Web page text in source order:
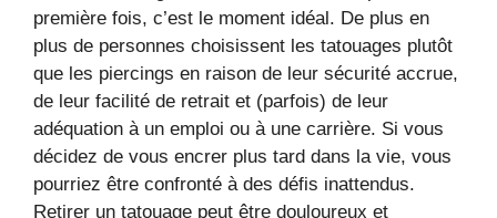
première fois, c’est le moment idéal. De plus en
plus de personnes choisissent les tatouages ​​plutôt
que les piercings en raison de leur sécurité accrue,
de leur facilité de retrait et (parfois) de leur
adéquation à un emploi ou à une carrière. Si vous
décidez de vous encrer plus tard dans la vie, vous
pourriez être confronté à des défis inattendus.
Retirer un tatouage peut être douloureux et